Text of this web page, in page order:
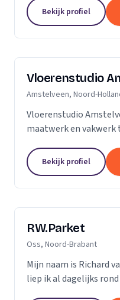
uitziet.Bekijk profiel
Vloerenstudio
Amstelveen, Noord-
Vloerenstudio
maatwerk en vakwerk
om type materiaal,
Geen...
Bekijk profiel
RW.Parket
Oss, Noord-Brabant
Mijn naam is Richard
liep ik al dagelijks